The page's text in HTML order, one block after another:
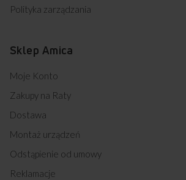
Polityka zarządzania
Sklep Amica
Moje Konto
Zakupy na Raty
Dostawa
Montaż urządzeń
Odstąpienie od umowy
Reklamacje